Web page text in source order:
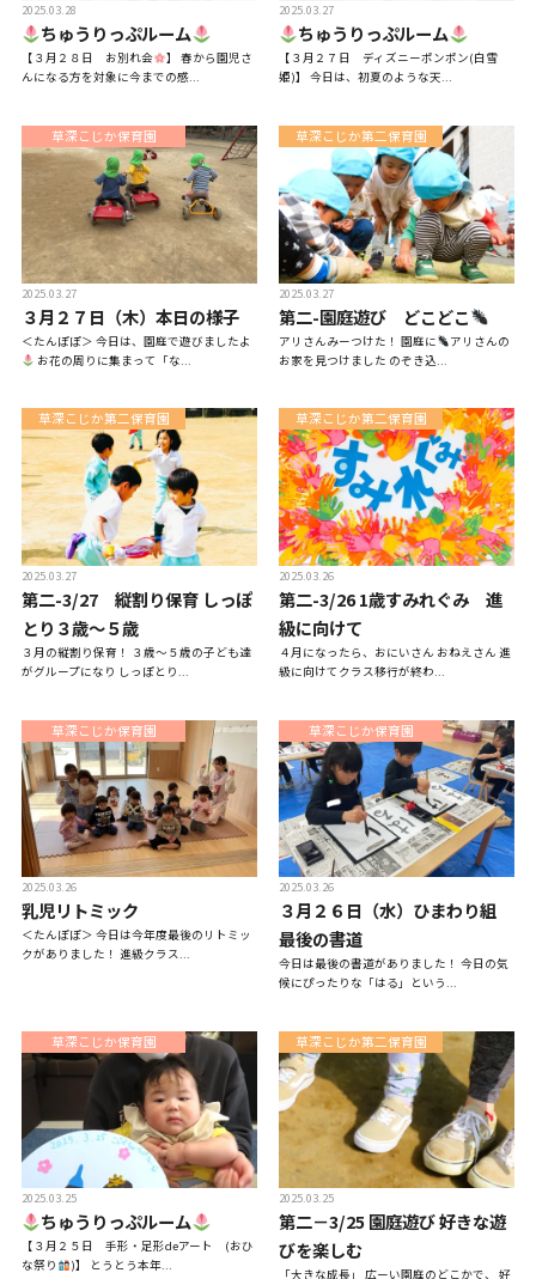
こじかKIDSクラブ
ホーム
お知らせ
こじかのブログ
採用サイト
TEL.0476-36-5161
在園児用各種届出書類
2025.03.28
ちゅうりっぷルーム
【３月２８日 お別れ会
】 春から園児さ
んになる方を対象に今までの感...
2025.03.27
ちゅうりっぷルーム
【３月２７日 ディズニーポンポン(白雪
姫)】 今日は、初夏のような天...
草深こじか保育園
2025.03.27
３月２７日（木）本日の様子
＜たんぽぽ＞ 今日は、園庭で遊びましたよ
お花の周りに集まって「な...
草深こじか第二保育園
2025.03.27
第二-園庭遊び どこどこ
アリさんみーつけた！ 園庭に
アリさんの
お家を見つけました のぞき込...
草深こじか第二保育園
2025.03.27
第二-3/27 縦割り保育 しっぽ
とり３歳～５歳
３月の縦割り保育！ ３歳～５歳の子ども達
がグループになり しっぽとり...
草深こじか第二保育園
2025.03.26
第二-3/26 1歳すみれぐみ 進
級に向けて
４月になったら、おにいさん おねえさん 進
級に向けてクラス移行が終わ...
草深こじか保育園
2025.03.26
乳児リトミック
＜たんぽぽ＞ 今日は今年度最後のリトミッ
クがありました！ 進級クラス...
草深こじか保育園
2025.03.26
３月２６日（水）ひまわり組
最後の書道
今日は最後の書道がありました！ 今日の気
候にぴったりな「はる」という...
子育て支援
草深こじか保育園
2025.03.25
ちゅうりっぷルーム
【３月２５日 手形・足形deアート (おひ
な祭り
)】 とうとう本年...
草深こじか第二保育園
2025.03.25
第二－3/25 園庭遊び 好きな遊
びを楽しむ
「大きな成長」 広ーい園庭のどこかで、 好